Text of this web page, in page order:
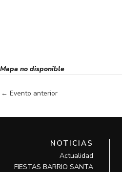
Mapa no disponible
← Evento anterior
NOTICIAS
Actualidad
FIESTAS BARRIO SANTA